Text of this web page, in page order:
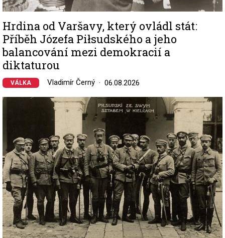
Hrdina od Varšavy, který ovládl stát:
Příběh Józefa Piłsudského a jeho
balancování mezi demokracií a
diktaturou
VÁLKA Vladimír Černý 06.08.2026
Image